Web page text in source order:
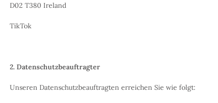
D02 T380 Ireland
TikTok
2. Datenschutzbeauftragter
Unseren Datenschutzbeauftragten erreichen Sie wie folgt: